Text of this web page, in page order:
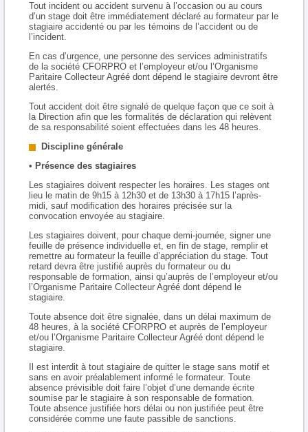
Tout incident ou accident survenu à l’occasion ou au cours
d’un stage doit être immédiatement déclaré au formateur par le
stagiaire accidenté ou par les témoins de l’accident ou de
l’incident.
En cas d’urgence, une personne des services administratifs
de la société CFORPRO et l’employeur et/ou l’Organisme
Paritaire Collecteur Agréé dont dépend le stagiaire devront être
alertés.
Tout accident doit être signalé de quelque façon que ce soit à
la Direction afin que les formalités de déclaration qui relèvent
de sa responsabilité soient effectuées dans les 48 heures.
Discipline générale
• Présence des stagiaires
Les stagiaires doivent respecter les horaires. Les stages ont
lieu le matin de 9h15 à 12h30 et de 13h30 à 17h15 l’après-
midi, sauf modification des horaires précisée sur la
convocation envoyée au stagiaire.
Les stagiaires doivent, pour chaque demi-journée, signer une
feuille de présence individuelle et, en fin de stage, remplir et
remettre au formateur la feuille d’appréciation du stage. Tout
retard devra être justifié auprès du formateur ou du
responsable de formation, ainsi qu’auprès de l’employeur et/ou
l’Organisme Paritaire Collecteur Agréé dont dépend le
stagiaire.
Toute absence doit être signalée, dans un délai maximum de
48 heures, à la société CFORPRO et auprès de l’employeur
et/ou l’Organisme Paritaire Collecteur Agréé dont dépend le
stagiaire.
Il est interdit à tout stagiaire de quitter le stage sans motif et
sans en avoir préalablement informé le formateur. Toute
absence prévisible doit faire l’objet d’une demande écrite
soumise par le stagiaire à son responsable de formation.
Toute absence justifiée hors délai ou non justifiée peut être
considérée comme une faute passible de sanctions.